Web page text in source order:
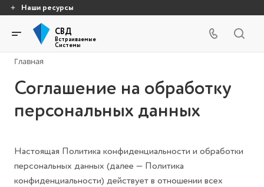
Наши ресурсы
СВД
Встраиваемые
Системы
Главная
Соглашение на обработку
персональных данных
Настоящая Политика конфиденциальности и обработки
персональных данных (далее — Политика
конфиденциальности) действует в отношении всех